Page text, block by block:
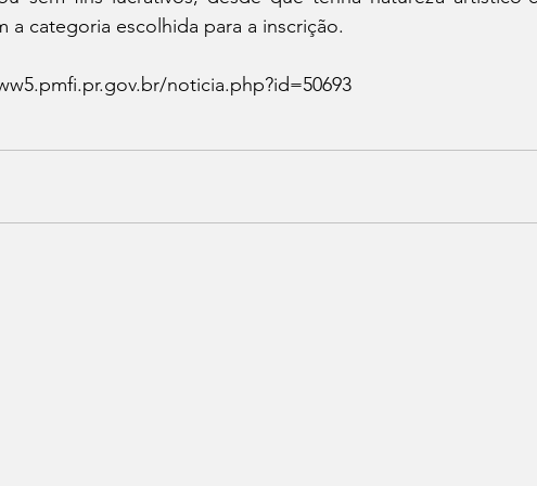
a categoria escolhida para a inscrição.
noticia.php?id=50693